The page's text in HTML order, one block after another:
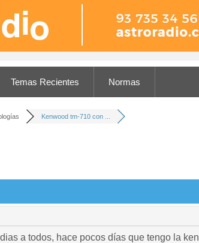
Temas Recientes Normas
Kenwood tm-710 con ...
a todos, hace pocos días que tengo la